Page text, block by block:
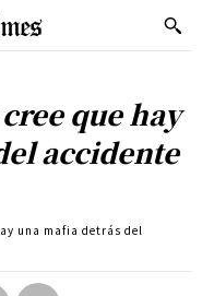
que hay
accidente
una mafia detrás del